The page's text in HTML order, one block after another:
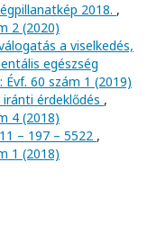
2018. ,
2 (2020)
a viselkedés,
egészség
Évf. 60 szám 1 (2019)
érdeklődés ,
4 (2018)
– 197 – 5522 ,
1 (2018)